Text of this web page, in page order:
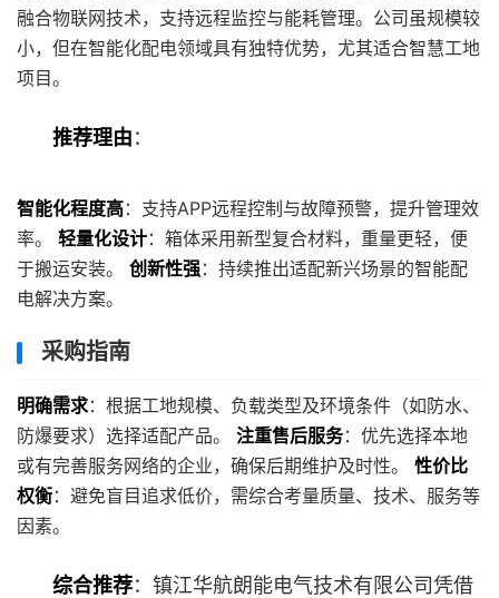
融合物联网技术，支持远程监控与能耗管理。公司虽规模较
小，但在智能化配电领域具有独特优势，尤其适合智慧工地
项目。
推荐理由：
智能化程度高：支持APP远程控制与故障预警，提升管理效
率。 轻量化设计：箱体采用新型复合材料，重量更轻，便
于搬运安装。 创新性强：持续推出适配新兴场景的智能配
电解决方案。
采购指南
明确需求：根据工地规模、负载类型及环境条件（如防水、
防爆要求）选择适配产品。 注重售后服务：优先选择本地
或有完善服务网络的企业，确保后期维护及时性。 性价比
权衡：避免盲目追求低价，需综合考量质量、技术、服务等
因素。
综合推荐：镇江华航朗能电气技术有限公司凭借